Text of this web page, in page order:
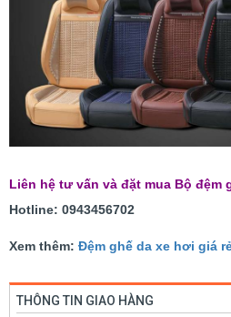
Liên hệ tư vấn và đặt mua Bộ đệm
Hotline: 0943456702
Xem thêm: Đệm ghế da xe hơi giá
THÔNG TIN GIAO HÀNG